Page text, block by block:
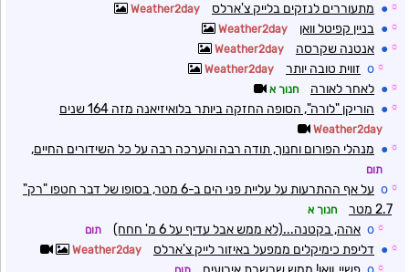
☼
● מתעוררים לנזקים בלייק צ'ארלס Weather2day
☼
● בניין קפיטל וואן Weather2day
☼
● אנטנה שקרסה Weather2day
☼
o זווית טובה יותר Weather2day
☼
● לאחר לאורה חנוך א
☼
● הוריקן "לורה", הסופה החזקה ביותר בלואיזיאנה מזה 164 שנים
Weather2day
☼
● מנהלי הפורום וחנוך, תודה רבה והערכה רבה על כל השידורים החיים,
תום
☼
o
על אף ההתרעות על עליית פני הים ב-6 מטר, בסופו של דבר חטפו "רק"
2.7 מטר
חנוך א
☼
o אהה, בקטנה...(לא ממש אבל עדיף על 6 מ' חחח) תום
☼
● דליפת כימיקלים ממפעל באיזור לייק צ'ארלס Weather2day
☼